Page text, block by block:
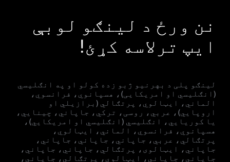
نن ورځ د لینګو لوبې
ایپ ترلاسه کړئ!
لینګو پلی د بهرنیو ژبو زده کولو او په انګلیسي
(انګلیسي او امریکایی)، هسپانوي، فرانسوي،
الماني، ایټالوي، پرتګالي (برازیلي او
اروپايي)، عربي، روسی، ترکي، جاپاني، چینایي،
یا کوریايي، انګلیسي (انګلیسي او امریکایي)،
هسپانوي، فرانسوي، الماني، ایټالوي،
پرتګالي، عربي، جاپاني، جاپاني، جاپاني،
جاپاني، ایټالوی، پرتګالي، جاپاني، جاپاني،
جاپاني، جاپاني، ایټالوي، پرتګالي، جاپاني،